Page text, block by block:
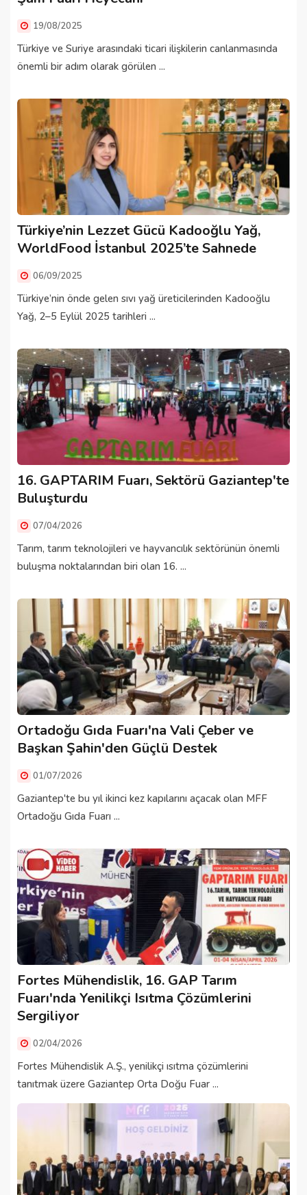
19/08/2025
Türkiye ve Suriye arasındaki ticari ilişkilerin canlanmasında
önemli bir adım olarak görülen ...
Türkiye’nin Lezzet Gücü Kadooğlu Yağ,
WorldFood İstanbul 2025’te Sahnede
06/09/2025
Türkiye’nin önde gelen sıvı yağ üreticilerinden Kadooğlu
Yağ, 2–5 Eylül 2025 tarihleri ...
16. GAPTARIM Fuarı, Sektörü Gaziantep'te
Buluşturdu
07/04/2026
Tarım, tarım teknolojileri ve hayvancılık sektörünün önemli
buluşma noktalarından biri olan 16. ...
Ortadoğu Gıda Fuarı'na Vali Çeber ve
Başkan Şahin'den Güçlü Destek
01/07/2026
Gaziantep'te bu yıl ikinci kez kapılarını açacak olan MFF
Ortadoğu Gıda Fuarı ...
Fortes Mühendislik, 16. GAP Tarım
Fuarı'nda Yenilikçi Isıtma Çözümlerini
Sergiliyor
02/04/2026
Fortes Mühendislik A.Ş., yenilikçi ısıtma çözümlerini
tanıtmak üzere Gaziantep Orta Doğu Fuar ...